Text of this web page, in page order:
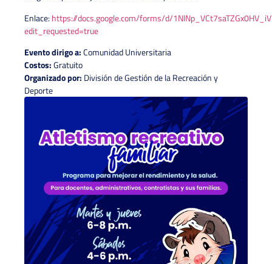
Enlace:https://docs.google.com/forms/d/
edit_requested=true
Evento dirigo a:Comunidad Universitaria
Costos:Gratuito
Organizado por: División de Gestión de la Recreación y
Deporte